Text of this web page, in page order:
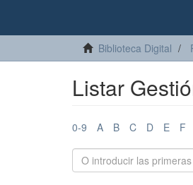
Biblioteca Digital
Listar
0-9 A B C D E F